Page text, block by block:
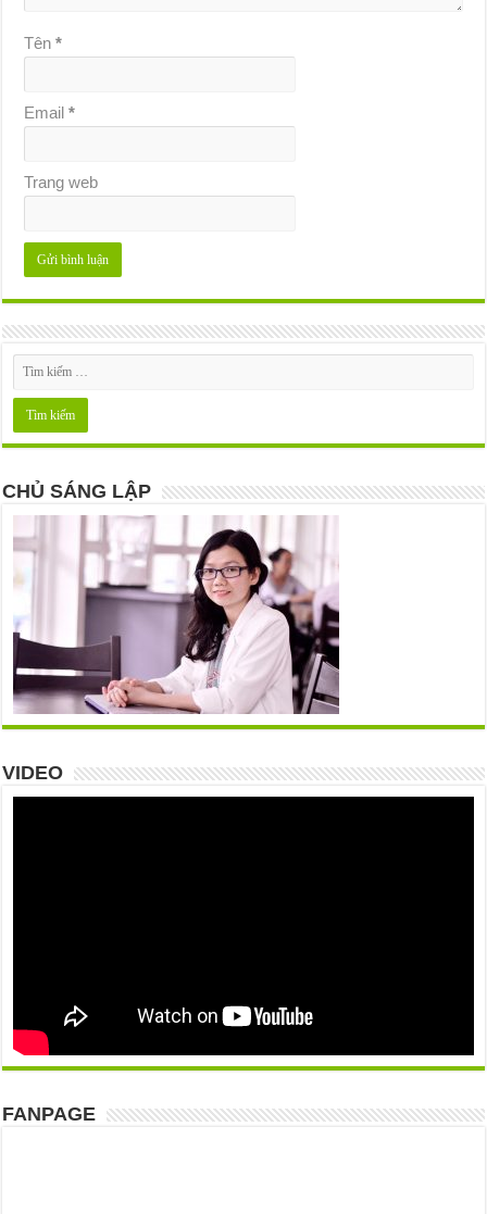
Tên*
Email*
Trang web
CHỦ SÁNG LẬP
VIDEO
FANPAGE